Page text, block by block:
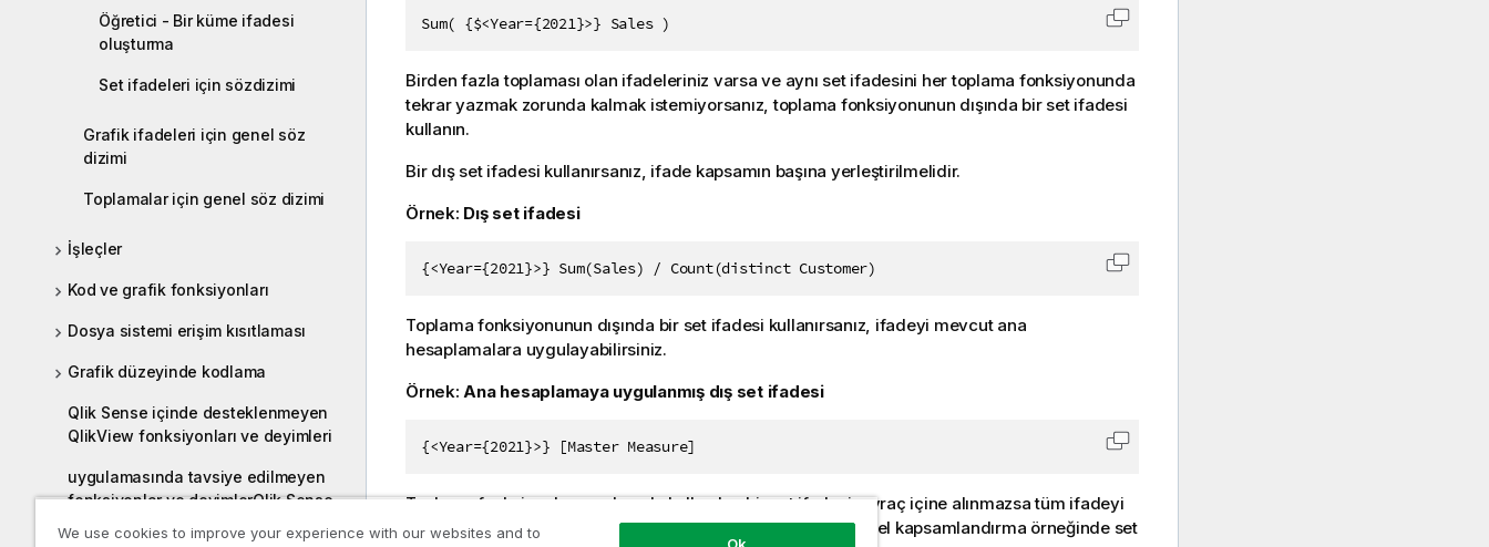
Öğretici - Bir küme ifadesi
oluşturma
Set ifadeleri için sözdizimi
Grafik ifadeleri için genel söz
dizimi
Toplamalar için genel söz dizimi
İşleçler
Kod ve grafik fonksiyonları
Dosya sistemi erişim kısıtlaması
Grafik düzeyinde kodlama
Qlik Sense içinde desteklenmeyen
QlikView fonksiyonları ve deyimleri
uygulamasında tavsiye edilmeyen
fonksiyonlar ve deyimlerQlik Sense
Sum( {$<Year={2021}>} Sales ) Kodu panoya kopyala
Birden fazla toplaması olan ifadeleriniz varsa ve aynı set ifadesini her toplama fonksiyonunda
tekrar yazmak zorunda kalmak istemiyorsanız, toplama fonksiyonunun dışında bir set ifadesi
kullanın.
Bir dış set ifadesi kullanırsanız, ifade kapsamın başına yerleştirilmelidir.
Örnek: Dış set ifadesi
{<Year={2021}>} Sum(Sales) / Count(distinct Customer) Kodu panoya kopyala
Toplama fonksiyonunun dışında bir set ifadesi kullanırsanız, ifadeyi mevcut ana
hesaplamalara uygulayabilirsiniz.
Örnek:Ana hesaplamaya uygulanmış dış set ifadesi
{<Year={2021}>} [Master Measure] Kodu panoya kopyala
Toplama fonksiyonlarının dışında kullanılan bir set ifadesi, ayraç içine alınmazsa tüm ifadeyi
etkiler; alınırsa ayraçlar kapsamı tanımlar. Aşağıdaki sözcüksel kapsamlandırma örneğinde set
We use cookies to improve your experience with our websites and to